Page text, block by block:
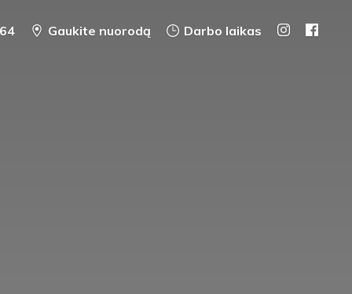
Gaukite nuorodą Darbo laikas